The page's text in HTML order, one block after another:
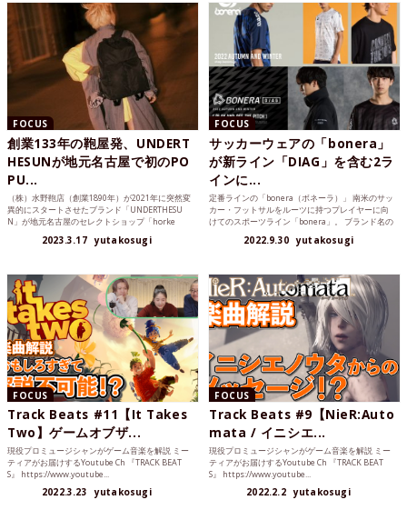
FOCUS
創業133年の鞄屋発、UNDERT
HESUNが地元名古屋で初のPO
PU...
（株）水野鞄店（創業1890年）が2021年に突然変
異的にスタートさせたブランド「UNDERTHESU
N」が地元名古屋のセレクトショップ「horke
2023.3.17 yutakosugi
FOCUS
サッカーウェアの「bonera」
が新ライン「DIAG」を含む2ラ
インに...
定番ラインの「bonera（ボネーラ）」 南米のサッ
カー・フットサルをルーツに持つプレイヤーに向
けてのスポーツライン「bonera」。 ブランド名の
2022.9.30 yutakosugi
FOCUS
Track Beats #11【It Takes
Two】ゲームオブザ...
現役プロミュージシャンがゲーム音楽を解説 ミー
ティアがお届けするYoutube Ch 『TRACK BEAT
S』 https://www.youtube...
2022.3.23 yutakosugi
FOCUS
Track Beats #9【NieR:Auto
mata / イニシエ...
現役プロミュージシャンがゲーム音楽を解説 ミー
ティアがお届けするYoutube Ch 『TRACK BEAT
S』 https://www.youtube...
2022.2.2 yutakosugi